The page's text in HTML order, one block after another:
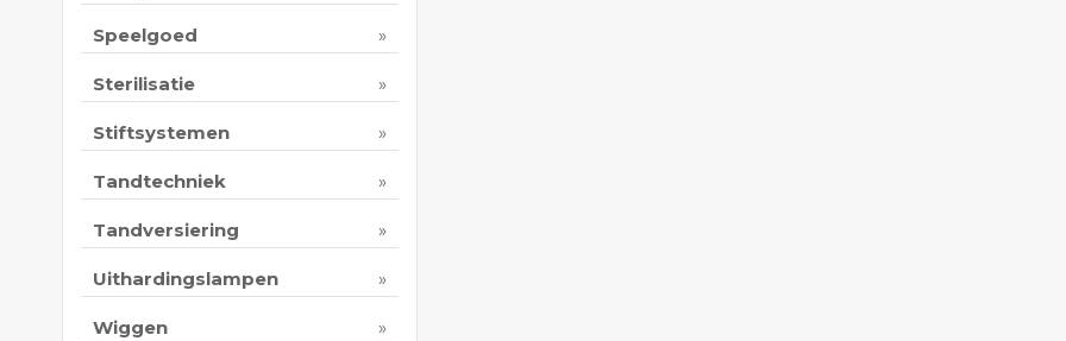
Speelgoed
Sterilisatie
Stiftsystemen
Tandtechniek
Tandversiering
Uithardingslampen
Wiggen